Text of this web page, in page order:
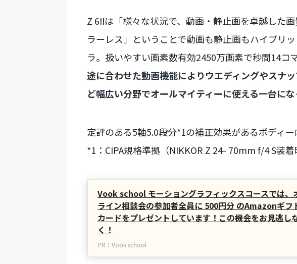
Z 6IIは「様々な状況で、動画・静止画を卓越した
ラーレス」ということで動画も静止画もハイブリ
ラ。扱いやすい画素数有効2450万画素で秒間14コ
途に合わせた動画機能によりウエディングやスナ
ど幅広い分野でオールマイティーに使える一台に
定評のある5軸5.0段分*1の補正効果があるボディー
*1：CIPA規格準拠（NIKKOR Z 24- 70mm f/4 S装着
Vook school モーショングラフィックスコースでは、
ライン相談会の参加者全員に 500円分 のAmazonギフ
カードをプレゼントしています！この機会をお見逃し
く！
PR：Vook school